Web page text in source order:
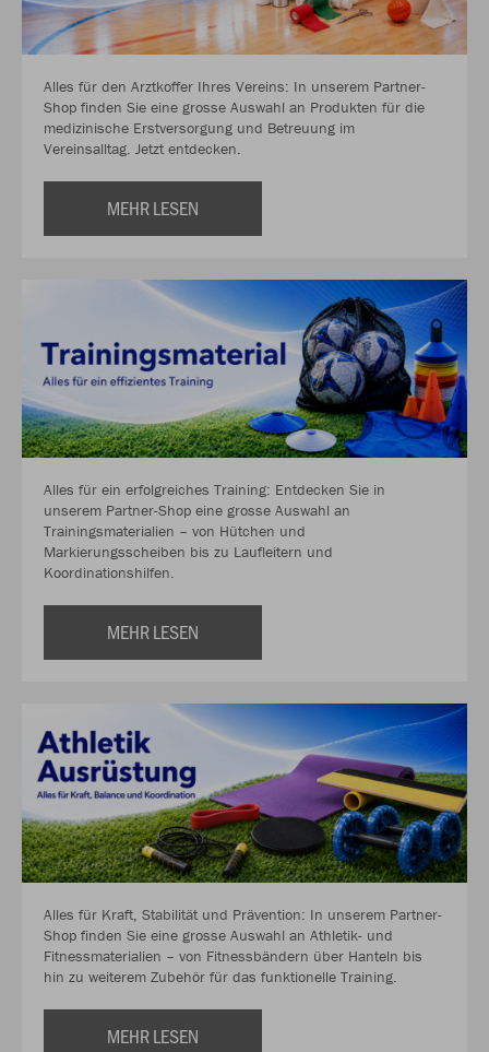
Alles für den Arztkoffer Ihres Vereins: In unserem Partner-
Shop finden Sie eine grosse Auswahl an Produkten für die
medizinische Erstversorgung und Betreuung im
Vereinsalltag. Jetzt entdecken.
MEHR LESEN
Alles für ein erfolgreiches Training: Entdecken Sie in
unserem Partner-Shop eine grosse Auswahl an
Trainingsmaterialien – von Hütchen und
Markierungsscheiben bis zu Laufleitern und
Koordinationshilfen.
MEHR LESEN
Alles für Kraft, Stabilität und Prävention: In unserem Partner-
Shop finden Sie eine grosse Auswahl an Athletik- und
Fitnessmaterialien – von Fitnessbändern über Hanteln bis
hin zu weiterem Zubehör für das funktionelle Training.
MEHR LESEN